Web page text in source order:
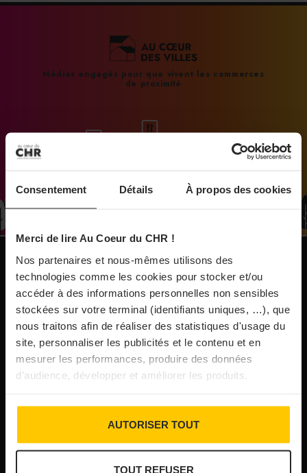
Consentement Détails À propos des cookies
Merci de lire Au Coeur du CHR !
Nos partenaires et nous-mêmes utilisons des
technologies comme les cookies pour stocker et/ou
accéder à des informations personnelles non sensibles
stockées sur votre terminal (identifiants uniques, …), que
nous traitons afin de réaliser des statistiques d'usage du
site, personnaliser les publicités et le contenu et en
mesurer les performances, produire des données
d’audience, développer et améliorer les produits.
AUTORISER TOUT
TOUT REFUSER
DalterFood Group franchit les 200 millions
31/07/2026
La Liste : La Réserve Paris de nouveau meilleur
maison de collectionneur
31/07/2026
Vins fins : la Chine affiche ses ambitions
31/07/2026
Brasserie Dupont : la bière saison, mais pas
que…
Incendies : l’aide d’urgence rehaussée à 8 000 €
pour les indépendants, l’autoroute A63 réouverte
Médias engagés pour que vivent les commerces
de proximité
NOS PUBLICATIONS